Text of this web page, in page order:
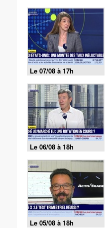
Le 07/08 à 17h
Le 06/08 à 18h
Le 05/08 à 18h